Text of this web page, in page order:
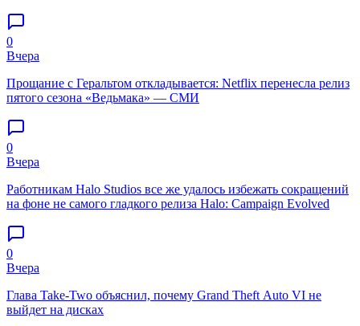
0
Вчера
Прощание с Геральтом откладывается: Netflix перенесла релиз
пятого сезона «Ведьмака» — СМИ
0
Вчера
Работникам Halo Studios все же удалось избежать сокращений
на фоне не самого гладкого релиза Halo: Campaign Evolved
0
Вчера
Глава Take-Two объяснил, почему Grand Theft Auto VI не
выйдет на дисках